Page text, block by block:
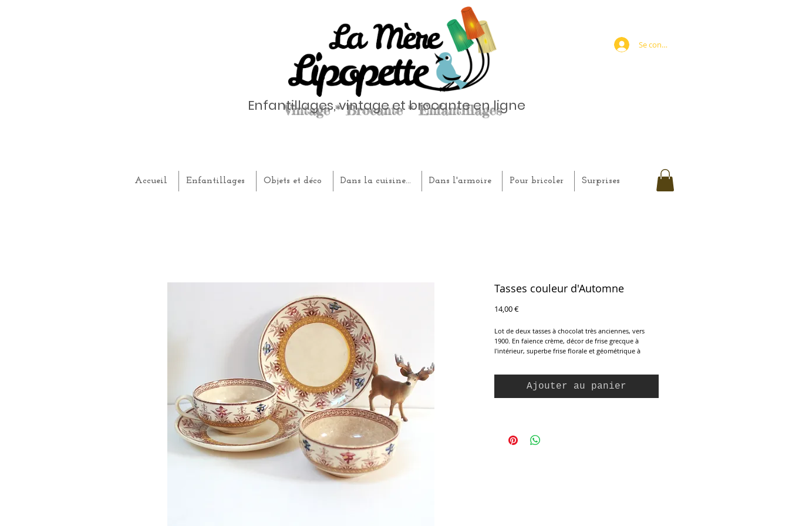
Enfantillages, vintage et brocante en ligne
Accueil Enfantillages Objets et déco Dans la cuisine... Dans l'armoire Pour bricoler Surprises
Se connecter
Tasses couleur d'Automne
14,00 €Prix
Lot de deux tasses à chocolat très anciennes, vers
1900. En faïence crème, décor de frise grecque à
l'intérieur, superbe frise florale et géométrique à
subies les assauts du temps et présentent des défauts
qui ne gênent pas leur utilisation.
Ajouter au panier